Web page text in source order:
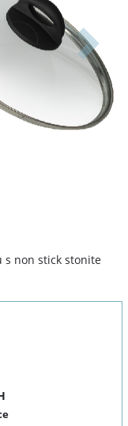
Další
s non stick stonite